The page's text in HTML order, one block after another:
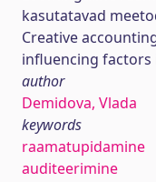
kasutatavad
Creative
influencing factors
author
Demidova, Vlada
keywords
raamatupidamine
auditeerimine